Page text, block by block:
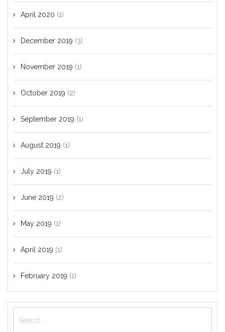
April 2020 (1)
December 2019 (3)
November 2019 (1)
October 2019 (2)
September 2019 (1)
August 2019 (1)
July 2019 (1)
June 2019 (2)
May 2019 (1)
April 2019 (1)
February 2019 (1)
for: